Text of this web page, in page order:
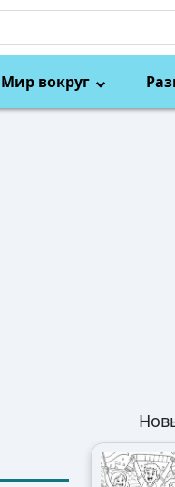
Мир вокруг